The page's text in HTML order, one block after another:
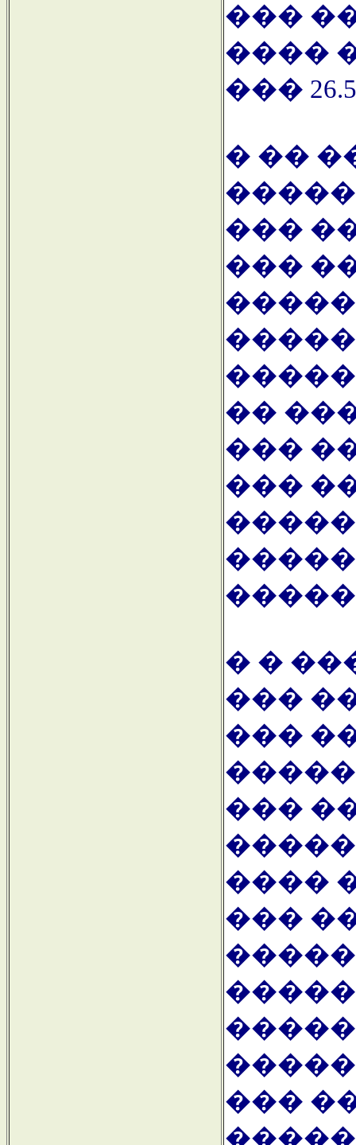
���
����
���
� ��
���
���
��
���
���
� �
���
���
���
����
���
���